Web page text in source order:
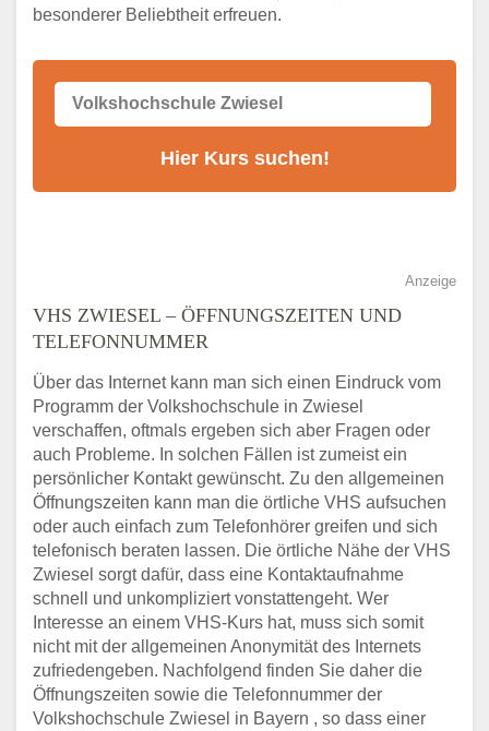
Online-Kurse – Alternative Angebote zum
Zwiesel
besonderer Beliebtheit erfreuen.
Anzeige
VHS ZWIESEL – ÖFFNUNGSZEITEN UND
TELEFONNUMMER
Über das Internet kann man sich einen Eindruck vom
Programm der Volkshochschule in Zwiesel
verschaffen, oftmals ergeben sich aber Fragen oder
auch Probleme. In solchen Fällen ist zumeist ein
persönlicher Kontakt gewünscht. Zu den allgemeinen
Öffnungszeiten kann man die örtliche VHS aufsuchen
oder auch einfach zum Telefonhörer greifen und sich
telefonisch beraten lassen. Die örtliche Nähe der VHS
Zwiesel sorgt dafür, dass eine Kontaktaufnahme
schnell und unkompliziert vonstattengeht. Wer
Interesse an einem VHS-Kurs hat, muss sich somit
nicht mit der allgemeinen Anonymität des Internets
zufriedengeben. Nachfolgend finden Sie daher die
Öffnungszeiten sowie die Telefonnummer der
Volkshochschule Zwiesel in Bayern , so dass einer